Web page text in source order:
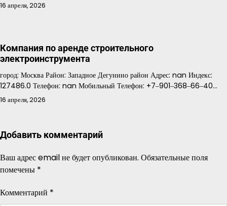
16 апреля, 2026
Компания по аренде строительного
электроинструмента
город: Москва Район: Западное Дегунино район Адрес: nan Индекс:
127486.0 Телефон: nan Мобильный Телефон: +7‒901‒368‒66‒40…
16 апреля, 2026
Добавить комментарий
Ваш адрес email не будет опубликован. Обязательные поля
помечены *
Комментарий *